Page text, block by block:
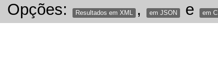
Opções: Resultados em XML , em JSON e em